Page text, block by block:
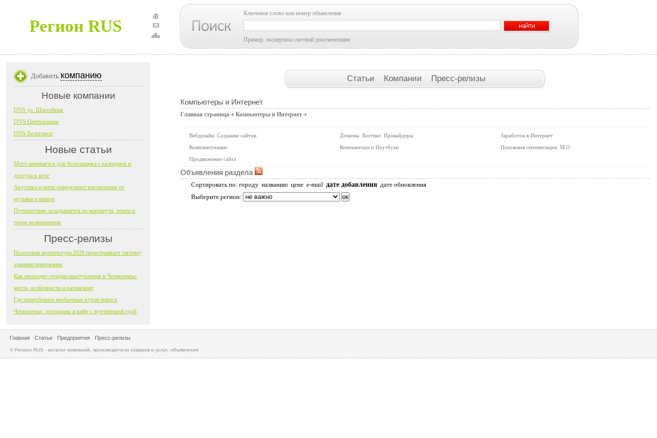
Регион RUS
Ключевое слово или номер объявления
Пример: экспертиза сметной документации
Статьи Компании Пресс-релизы
Компьютеры и Интернет
Главная страница Компьютеры и Интернет
Вебдизайн. Создание сайтов. Домены. Хостинг. Провайдеры
Заработок в Интернет
Комплектующие
Компьютеры и Ноутбуки
Поисковая оптимизация. SEO
Продвижение сайта
Объявления раздела
Сортировать по: городу названию цене e-mail дате добавления дате обновления
Выберите регион:
Добавить компанию
Новые компании
DNS ул. Шоссейная
DNS Центральная
DNS Белогорск
Новые статьи
Матч начинается для болельщика с календаря и
доступа к игре
Акустика и ритм определяют впечатление от
музыки и танцев
Путешествие складывается из маршрута, темпа и
точек возвращения
Пресс-релизы
Налоговая архитектура 2026 перестраивает систему
администрирования
Как проходят стендап-выступления в Черноземье:
места, особенности и расписание
Где попробовать необычные кухни мира в
Черноземье: рестораны и кафе с аутентичной едой
Главная Статьи Предприятия Пресс-релизы
© Регион RUS - каталог компаний, производители товаров и услуг, объявления